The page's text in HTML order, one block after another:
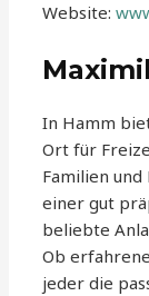
Website:
In Hamm
Ort für
Familien
einer gut
beliebte
Ob
jeder die